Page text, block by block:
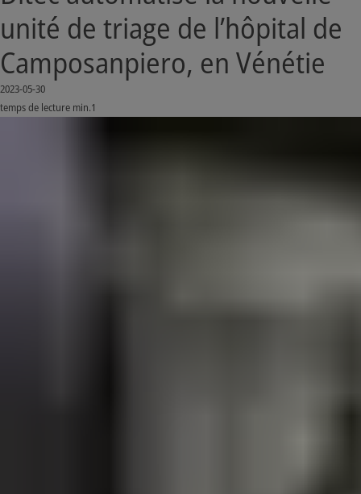
unité de triage de l’hôpital de
Camposanpiero, en Vénétie
2023-05-30
temps de lecture min.1